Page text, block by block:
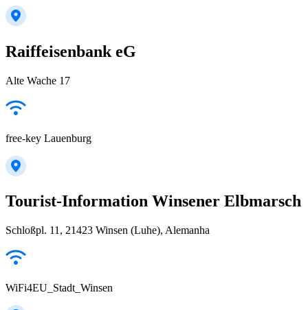
Raiffeisenbank eG
Alte Wache 17
free-key Lauenburg
Tourist-Information Winsener Elbmarsch
Schloßpl. 11, 21423 Winsen (Luhe), Alemanha
WiFi4EU_Stadt_Winsen